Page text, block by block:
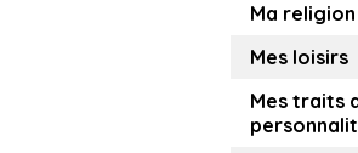
Ma religion
Mes loisirs
Mes traits